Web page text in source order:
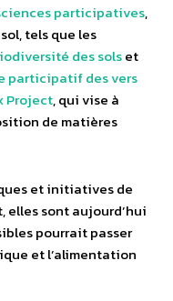
participatives,
tels que les
des solset
participatif des vers
Project, qui vise à
de matières
et initiatives de
elles sont aujourd’hui
pourrait passer
et l’alimentation